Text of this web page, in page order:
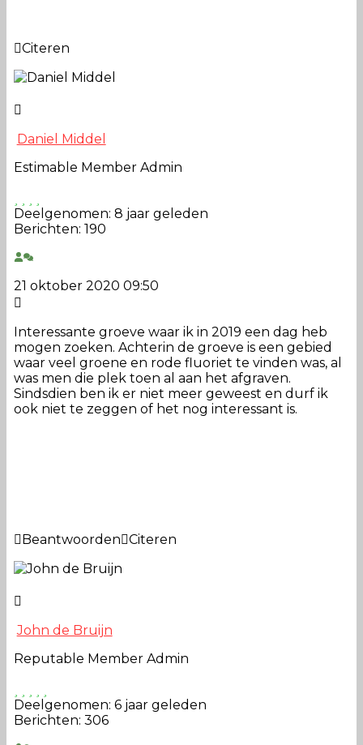
Citeren
Daniel Middel
Estimable Member Admin
Deelgenomen: 8 jaar geleden
Berichten: 190
21 oktober 2020 09:50
Interessante groeve waar ik in 2019 een dag heb
mogen zoeken. Achterin de groeve is een gebied
waar veel groene en rode fluoriet te vinden was, al
was men die plek toen al aan het afgraven.
Sindsdien ben ik er niet meer geweest en durf ik
ook niet te zeggen of het nog interessant is.
Beantwoorden Citeren
John de Bruijn
Reputable Member Admin
Deelgenomen: 6 jaar geleden
Berichten: 306